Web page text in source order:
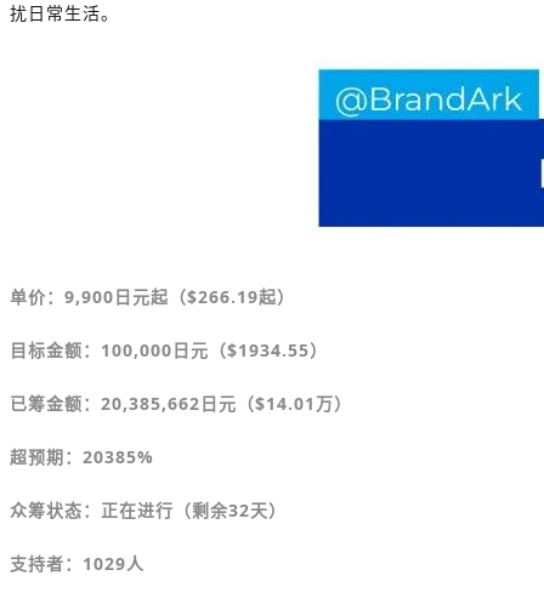
扰日常生活。
单价：9,900日元起（$266.19起）
目标金额：100,000日元（$1934.55）
已筹金额：20,385,662日元（$14.01万）
超预期：20385%
众筹状态：正在进行（剩余32天）
支持者：1029人